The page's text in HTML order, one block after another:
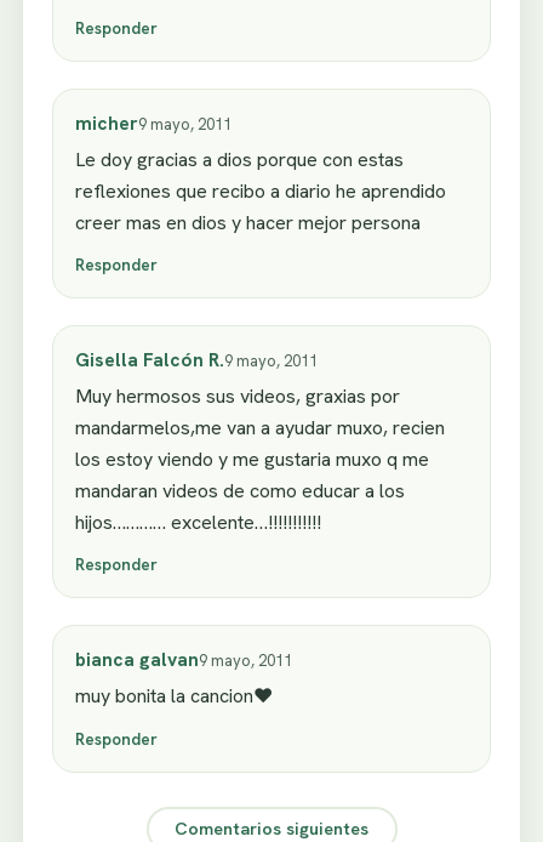
Responder
micher9 mayo, 2011
Le doy gracias a dios porque con estas
reflexiones que recibo a diario he aprendido
creer mas en dios y hacer mejor persona
Responder
Gisella Falcón R.9 mayo, 2011
Muy hermosos sus videos, graxias por
mandarmelos,me van a ayudar muxo, recien
los estoy viendo y me gustaria muxo q me
mandaran videos de como educar a los
hijos………… excelente…!!!!!!!!!!!
Responder
bianca galvan9 mayo, 2011
muy bonita la cancion♥
Responder
Comentarios siguientes